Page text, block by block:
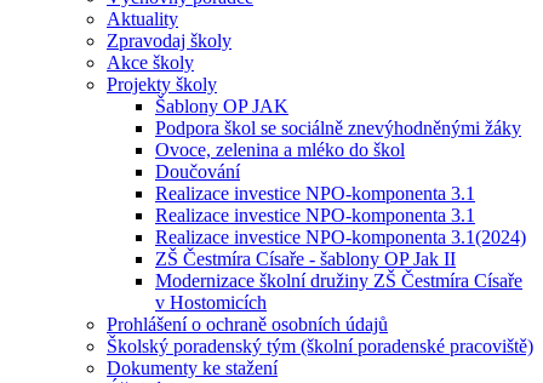
Aktuality
Zpravodaj školy
Akce školy
Projekty školy
Šablony OP JAK
Podpora škol se sociálně znevýhodněnými žáky
Ovoce, zelenina a mléko do škol
Doučování
Realizace investice NPO-komponenta 3.1
Realizace investice NPO-komponenta 3.1
Realizace investice NPO-komponenta 3.1(2024)
ZŠ Čestmíra Císaře - šablony OP Jak II
Modernizace školní družiny ZŠ Čestmíra Císaře
v Hostomicích
Prohlášení o ochraně osobních údajů
Školský poradenský tým (školní poradenské pracoviště)
Dokumenty ke stažení